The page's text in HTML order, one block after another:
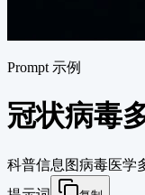
Prompt 示例
冠状病毒
科普信息图病毒医学